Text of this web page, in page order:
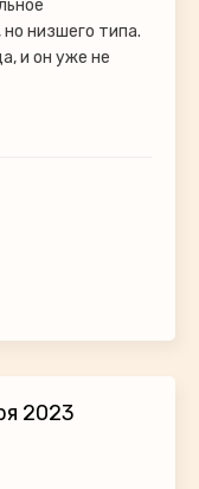
низшего типа.
и он уже не
2023